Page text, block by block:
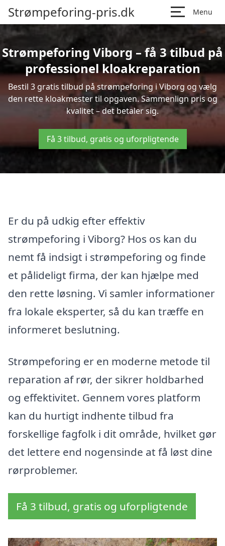
Strømpeforing-pris.dk Menu
Strømpeforing Viborg – få 3 tilbud på
professionel kloakreparation
Bestil 3 gratis tilbud på strømpeforing i Viborg og vælg
den rette kloakmester til opgaven. Sammenlign pris og
kvalitet – det betaler sig.
Få 3 tilbud, gratis og uforpligtende
Er du på udkig efter effektiv
strømpeforing i Viborg? Hos os kan du
nemt få indsigt i strømpeforing og finde
et pålideligt firma, der kan hjælpe med
den rette løsning. Vi samler informationer
fra lokale eksperter, så du kan træffe en
informeret beslutning.
Strømpeforing er en moderne metode til
reparation af rør, der sikrer holdbarhed
og effektivitet. Gennem vores platform
kan du hurtigt indhente tilbud fra
forskellige fagfolk i dit område, hvilket gør
det lettere end nogensinde at få løst dine
rørproblemer.
Få 3 tilbud, gratis og uforpligtende